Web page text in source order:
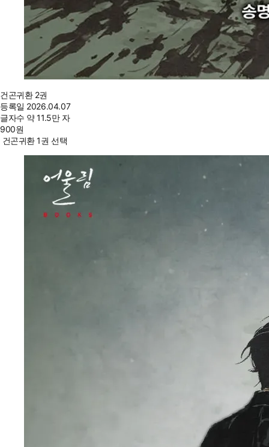
건곤귀환 2권
등록일 2026.04.07
글자수 약 11.5만 자
900원
건곤귀환 1권 선택